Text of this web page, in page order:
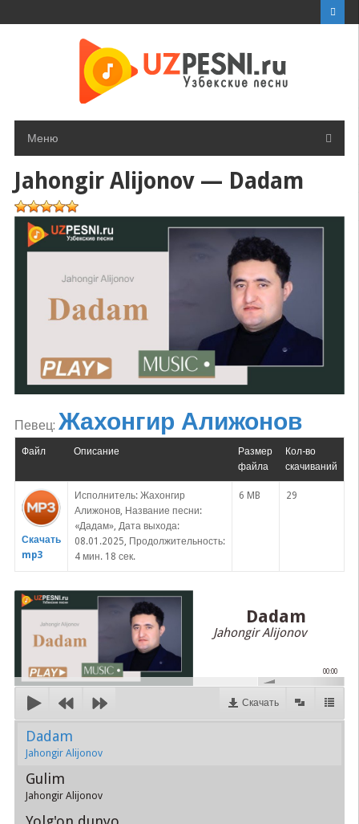
Меню
Jahongir Alijonov — Dadam
Певец: Жахонгир Алижонов
Файл Описание
Размер
файла
Кол-во
скачиваний
Скачать
mp3
Исполнитель: Жахонгир
Алижонов, Название песни:
«Дадам», Дата выхода:
08.01.2025, Продолжительность:
4 мин. 18 сек.
6 MB 29
Dadam
Jahongir Alijonov
00:00
Скачать
Dadam
Jahongir Alijonov
Gulim
Jahongir Alijonov